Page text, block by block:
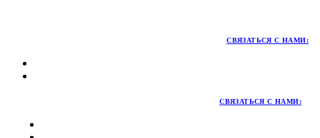
СВЯЗАТЬСЯ С НАМИ:
СВЯЗАТЬСЯ С НАМИ: